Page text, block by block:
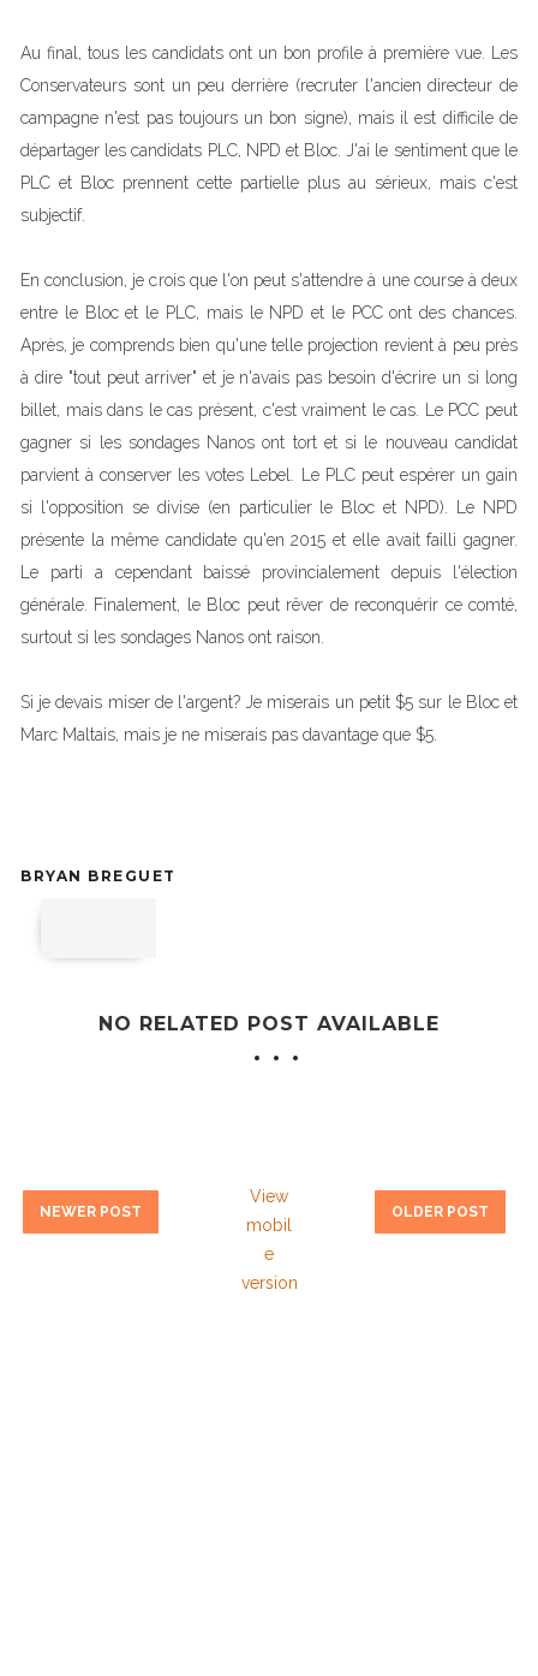
Au final, tous les candidats ont un bon profile à première vue. Les
Conservateurs sont un peu derrière (recruter l'ancien directeur de
campagne n'est pas toujours un bon signe), mais il est difficile de
départager les candidats PLC, NPD et Bloc. J'ai le sentiment que le
PLC et Bloc prennent cette partielle plus au sérieux, mais c'est
subjectif.
En conclusion, je crois que l'on peut s'attendre à une course à deux
entre le Bloc et le PLC, mais le NPD et le PCC ont des chances.
Après, je comprends bien qu'une telle projection revient à peu près
à dire "tout peut arriver" et je n'avais pas besoin d'écrire un si long
billet, mais dans le cas présent, c'est vraiment le cas. Le PCC peut
gagner si les sondages Nanos ont tort et si le nouveau candidat
parvient à conserver les votes Lebel. Le PLC peut espérer un gain
si l'opposition se divise (en particulier le Bloc et NPD). Le NPD
présente la même candidate qu'en 2015 et elle avait failli gagner.
Le parti a cependant baissé provincialement depuis l'élection
générale. Finalement, le Bloc peut rêver de reconquérir ce comté,
surtout si les sondages Nanos ont raison.
Si je devais miser de l'argent? Je miserais un petit $5 sur le Bloc et
Marc Maltais, mais je ne miserais pas davantage que $5.
BRYAN BREGUET
NO RELATED POST AVAILABLE
NEWER POST OLDER POST
View
mobil
e
version